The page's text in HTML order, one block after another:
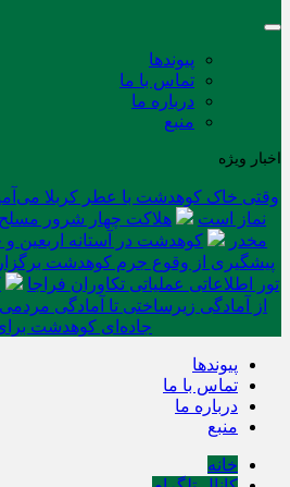
پیوندها
تماس با ما
درباره ما
منبع
اخبار ویژه
وقتی خاک کوهدشت با عطر کربلا
نماز است
مخدر
کوهدشت در آستانه اربعین
پیشگیری از وقوع جرم کوهدشت
تور اطلاعاتی عملیاتی تکاوران فراجا
از آمادگی زیرساختی تا آمادگی مردمی
جاده‌ای کوهدشت برای
پیوندها
تماس با ما
درباره ما
منبع
خانه